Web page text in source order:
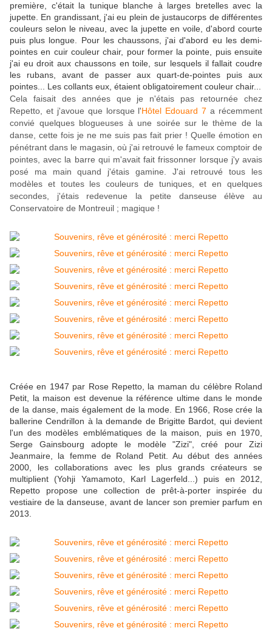
première, c'était la tunique blanche à larges bretelles avec la
jupette. En grandissant, j'ai eu plein de justaucorps de différentes
couleurs selon le niveau, avec la jupette en voile, d'abord courte
puis plus longue. Pour les chaussons, j'ai d'abord eu les demi-
pointes en cuir couleur chair, pour former la pointe, puis ensuite
j'ai eu droit aux chaussons en toile, sur lesquels il fallait coudre
les rubans, avant de passer aux quart-de-pointes puis aux
pointes... Les collants eux, étaient obligatoirement couleur chair...
Cela faisait des années que je n'étais pas retournée chez
Repetto, et j'avoue que lorsque l'Hôtel Edouard 7 a récemment
convié quelques blogueuses à une soirée sur le thème de la
danse, cette fois je ne me suis pas fait prier ! Quelle émotion en
pénétrant dans le magasin, où j'ai retrouvé le fameux comptoir de
pointes, avec la barre qui m'avait fait frissonner lorsque j'y avais
posé ma main quand j'étais gamine. J'ai retrouvé tous les
modèles et toutes les couleurs de tuniques, et en quelques
secondes, j'étais redevenue la petite danseuse élève au
Conservatoire de Montreuil ; magique !
Créée en 1947 par Rose Repetto, la maman du célèbre Roland
Petit, la maison est devenue la référence ultime dans le monde
de la danse, mais également de la mode. En 1966, Rose crée la
ballerine Cendrillon à la demande de Brigitte Bardot, qui devient
l'un des modèles emblématiques de la maison, puis en 1970,
Serge Gainsbourg adopte le modèle "Zizi", créé pour Zizi
Jeanmaire, la femme de Roland Petit. Au début des années
2000, les collaborations avec les plus grands créateurs se
multiplient (Yohji Yamamoto, Karl Lagerfeld...) puis en 2012,
Repetto propose une collection de prêt-à-porter inspirée du
vestiaire de la danseuse, avant de lancer son premier parfum en
2013.